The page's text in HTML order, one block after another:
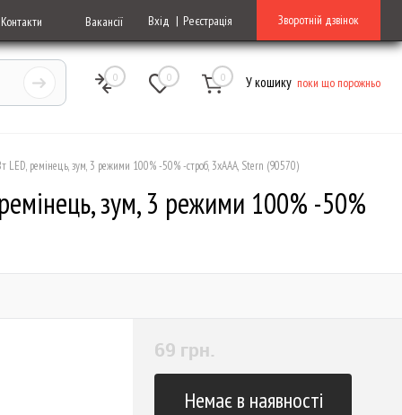
Контакти Вакансії Вхід Реєстрація Зворотній дзвінок
0 0 0 У кошику поки що порожньо
LED, ремінець, зум, 3 режими 100% -50% -строб, 3хААА, Stern (90570)
зум, 3 режими 100% -50%
69 грн.
Немає в наявності